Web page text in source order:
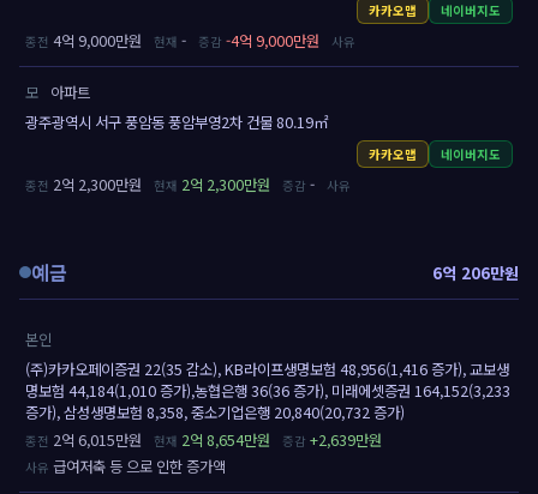
카카오맵 네이버지도
4억 9,000만원 - -4억 9,000만원
모
아파트
광주광역시 서구 풍암동 풍암부영2차 건물 80.19㎡
카카오맵 네이버지도
2억 2,300만원 2억 2,300만원 -
예금 6억 206만원
본인
(주)카카오페이증권 22(35 감소), KB라이프생명보험 48,956(1,416 증가), 교보생
명보험 44,184(1,010 증가),농협은행 36(36 증가), 미래에셋증권 164,152(3,233
증가), 삼성생명보험 8,358, 중소기업은행 20,840(20,732 증가)
2억 6,015만원
2억 8,654만원
+2,639만원
급여저축 등 으로 인한 증가액